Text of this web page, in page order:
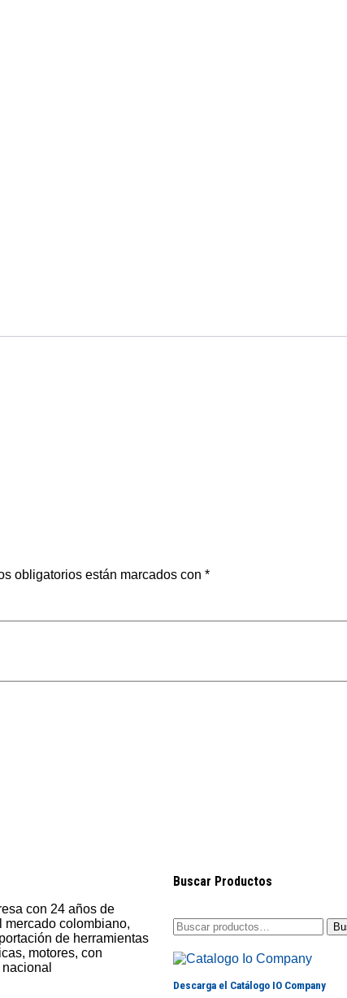
obligatorios están marcados con *
con 24 años de
mercado colombiano,
de herramientas
motores, con
Buscar Productos
Descarga el Catálogo IO Company